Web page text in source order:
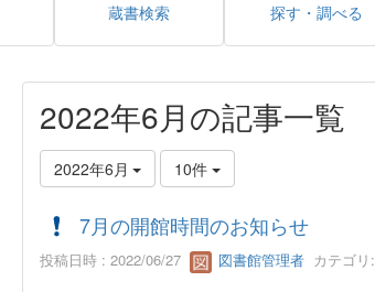
蔵書検索 探す・調べる
2022年6月の記事一覧
2022年6月 10件
7月の開館時間のお知らせ
投稿日時 : 2022/06/27 図書館管理者カテゴリ: